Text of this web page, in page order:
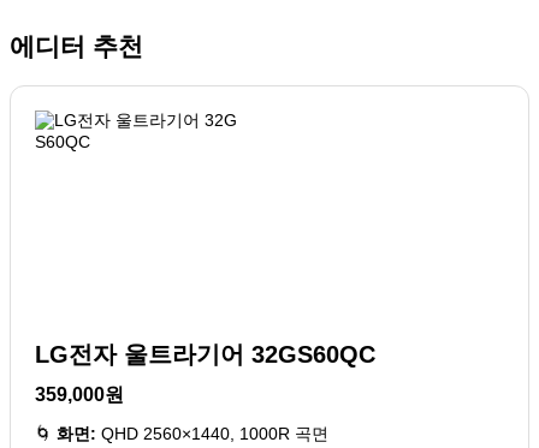
에디터 추천
LG전자 울트라기어 32GS60QC
359,000원
🌀 화면: QHD 2560×1440, 1000R 곡면